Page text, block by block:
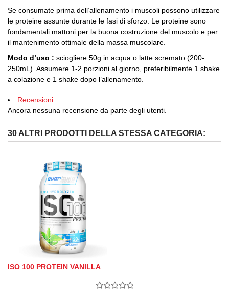
Se consumate prima dell’allenamento i muscoli possono utilizzare
le proteine assunte durante le fasi di sforzo. Le proteine sono
fondamentali mattoni per la buona costruzione del muscolo e per
il mantenimento ottimale della massa muscolare.
Modo d’uso : sciogliere 50g in acqua o latte scremato (200-
250mL). Assumere 1-2 porzioni al giorno, preferibilmente 1 shake
a colazione e 1 shake dopo l’allenamento.
Recensioni
Ancora nessuna recensione da parte degli utenti.
30 ALTRI PRODOTTI DELLA STESSA CATEGORIA:
ISO 100 PROTEIN VANILLA